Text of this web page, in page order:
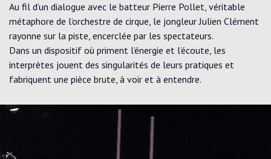
Au fil d’un dialogue avec le batteur Pierre Pollet, véritable
métaphore de l’orchestre de cirque, le jongleur Julien Clément
rayonne sur la piste, encerclée par les spectateurs.
Dans un dispositif où priment l’énergie et l’écoute, les
interprètes jouent des singularités de leurs pratiques et
fabriquent une pièce brute, à voir et à entendre.